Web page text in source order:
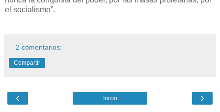
el socialismo”.
2 comentarios:
Compartir
‹ ›
Inicio